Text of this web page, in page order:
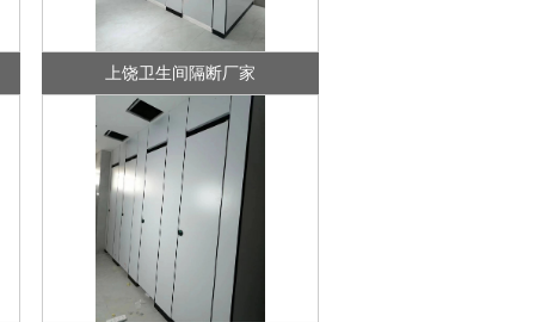
上饶卫生间隔断厂家